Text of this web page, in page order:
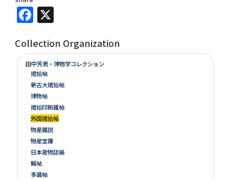
Facebook
Collection Organization
田中芳男・博物学コレクション
捃拾帖
新古大捃拾帖
博物帖
捃拾印刷雑帖
外国捃拾帖
物産雑説
物産宝庫
日本産物誌稿
鯣帖
多識帖